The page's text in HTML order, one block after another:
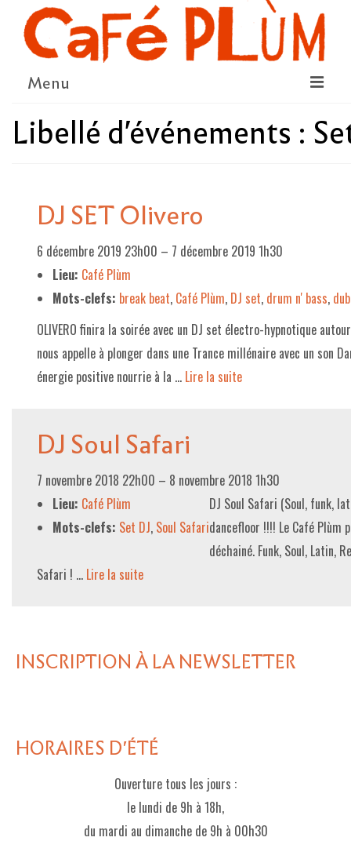
Menu
LE PROJET
NOUS SOUTENIR
LE PROGRAMME
AMI·ES ARTISTES
LE PROJET DE TERRITOIRE
LES FORMULES
LA CARTE
NOS FOURNISSEUR·EUSE·S
UNE LIBRAIRIE INDÉPENDANTE
INFOS & ACCESSIBILITÉ
Libellé d'événements :
DJ SET Olivero
6 décembre 2019 23h00 – 7 décembre 2019 1h30
Lieu: Café Plùm
Mots-clefs: break beat, Café Plùm, DJ set, drum n' bass, dub
OLIVERO finira la soirée avec un DJ set électro-hypnotique
nous appelle à plonger dans une Trance millénaire avec un son
énergie positive nourrie à la … Lire la suite­­
DJ Soul Safari
7 novembre 2018 22h00 – 8 novembre 2018 1h30
Lieu: Café Plùm
Mots-clefs: Set DJ, Soul Safari
DJ Soul Safari (Soul, funk,
dancefloor !!!! Le Café Plùm
déchainé. Funk, Soul, Latin,
Safari ! … Lire la suite­­
INSCRIPTION À LA NEWSLETTER
HORAIRES D'ÉTÉ
Ouverture tous les jours :
le lundi de 9h à 18h,
du mardi au dimanche de 9h à 00h30